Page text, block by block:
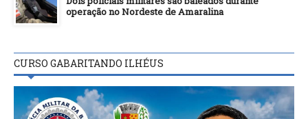
operação no Nordeste de Amaralina
CURSO GABARITANDO ILHÉUS